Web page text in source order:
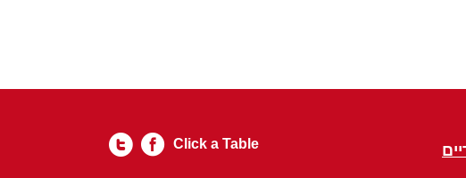
Click a Table